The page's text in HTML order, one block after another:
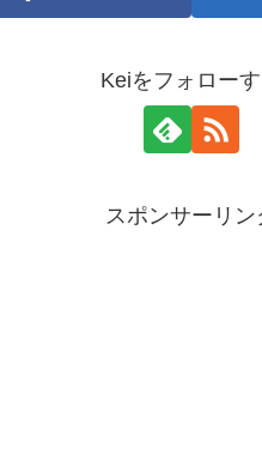
Keiをフォロー
スポンサーリン